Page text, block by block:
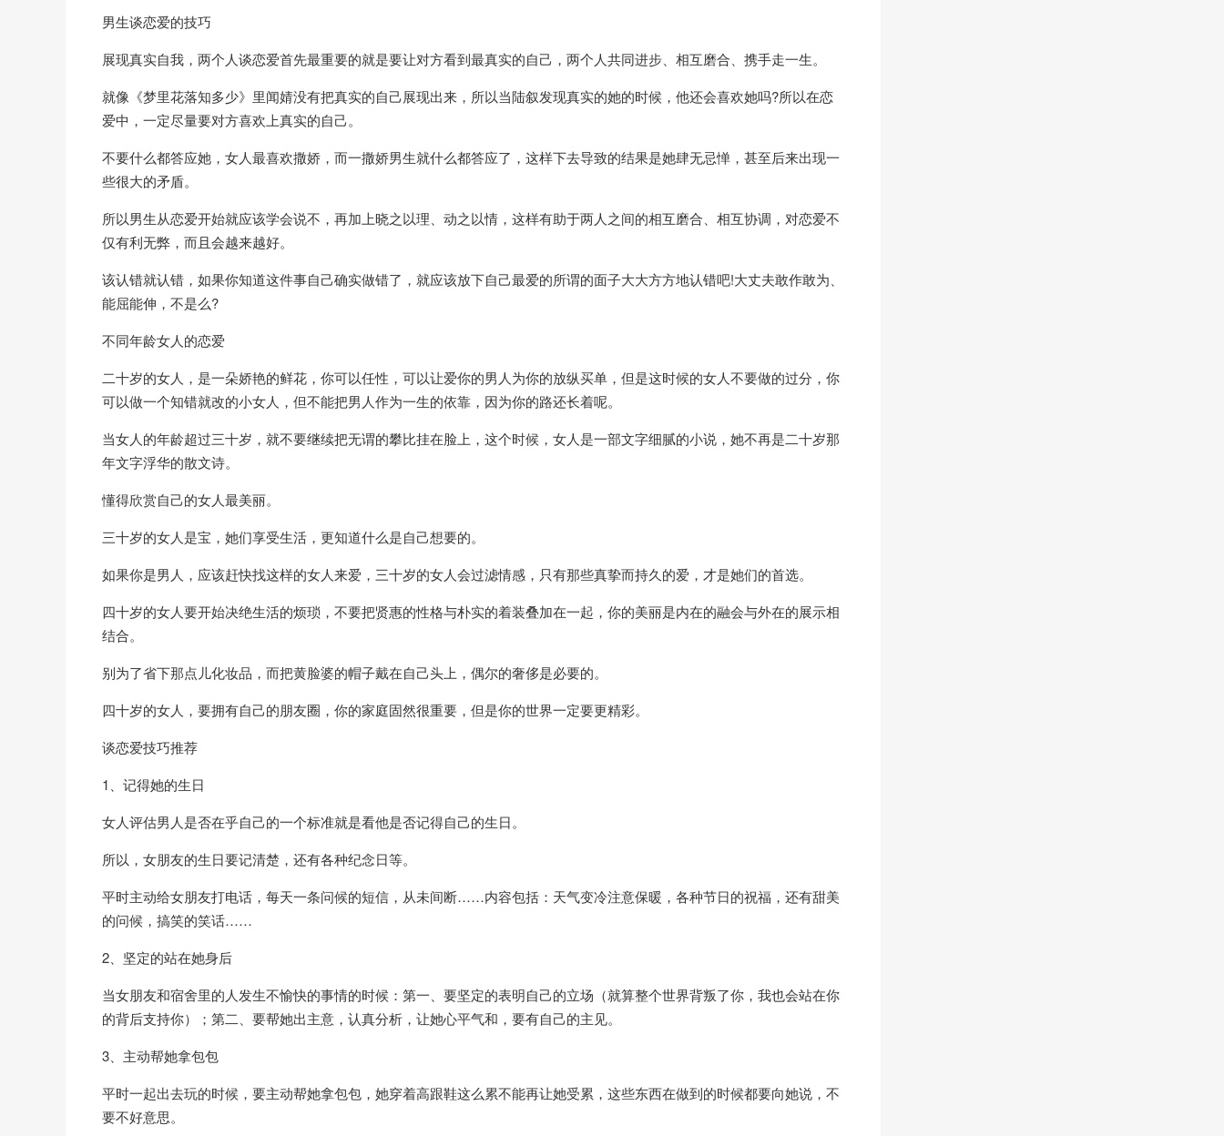
男生谈恋爱的技巧
展现真实自我，两个人谈恋爱首先最重要的就是要让对方看到最真实的自己，两个人共同进步、相互磨合、携手走一生。
就像《梦里花落知多少》里闻婧没有把真实的自己展现出来，所以当陆叙发现真实的她的时候，他还会喜欢她吗?所以在恋
爱中，一定尽量要对方喜欢上真实的自己。
不要什么都答应她，女人最喜欢撒娇，而一撒娇男生就什么都答应了，这样下去导致的结果是她肆无忌惮，甚至后来出现一
些很大的矛盾。
所以男生从恋爱开始就应该学会说不，再加上晓之以理、动之以情，这样有助于两人之间的相互磨合、相互协调，对恋爱不
仅有利无弊，而且会越来越好。
该认错就认错，如果你知道这件事自己确实做错了，就应该放下自己最爱的所谓的面子大大方方地认错吧!大丈夫敢作敢为、
能屈能伸，不是么?
不同年龄女人的恋爱
二十岁的女人，是一朵娇艳的鲜花，你可以任性，可以让爱你的男人为你的放纵买单，但是这时候的女人不要做的过分，你
可以做一个知错就改的小女人，但不能把男人作为一生的依靠，因为你的路还长着呢。
当女人的年龄超过三十岁，就不要继续把无谓的攀比挂在脸上，这个时候，女人是一部文字细腻的小说，她不再是二十岁那
年文字浮华的散文诗。
懂得欣赏自己的女人最美丽。
三十岁的女人是宝，她们享受生活，更知道什么是自己想要的。
如果你是男人，应该赶快找这样的女人来爱，三十岁的女人会过滤情感，只有那些真挚而持久的爱，才是她们的首选。
四十岁的女人要开始决绝生活的烦琐，不要把贤惠的性格与朴实的着装叠加在一起，你的美丽是内在的融会与外在的展示相
结合。
别为了省下那点儿化妆品，而把黄脸婆的帽子戴在自己头上，偶尔的奢侈是必要的。
四十岁的女人，要拥有自己的朋友圈，你的家庭固然很重要，但是你的世界一定要更精彩。
谈恋爱技巧推荐
1、记得她的生日
女人评估男人是否在乎自己的一个标准就是看他是否记得自己的生日。
所以，女朋友的生日要记清楚，还有各种纪念日等。
平时主动给女朋友打电话，每天一条问候的短信，从未间断……内容包括：天气变冷注意保暖，各种节日的祝福，还有甜美
的问候，搞笑的笑话……
2、坚定的站在她身后
当女朋友和宿舍里的人发生不愉快的事情的时候：第一、要坚定的表明自己的立场（就算整个世界背叛了你，我也会站在你
的背后支持你）；第二、要帮她出主意，认真分析，让她心平气和，要有自己的主见。
3、主动帮她拿包包
平时一起出去玩的时候，要主动帮她拿包包，她穿着高跟鞋这么累不能再让她受累，这些东西在做到的时候都要向她说，不
要不好意思。